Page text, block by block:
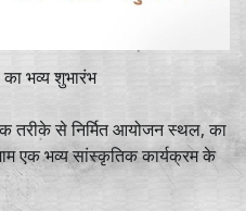
भव्य शुभारंभ
से निर्मित आयोजन स्थल, का
एक भव्य सांस्कृतिक कार्यक्रम के